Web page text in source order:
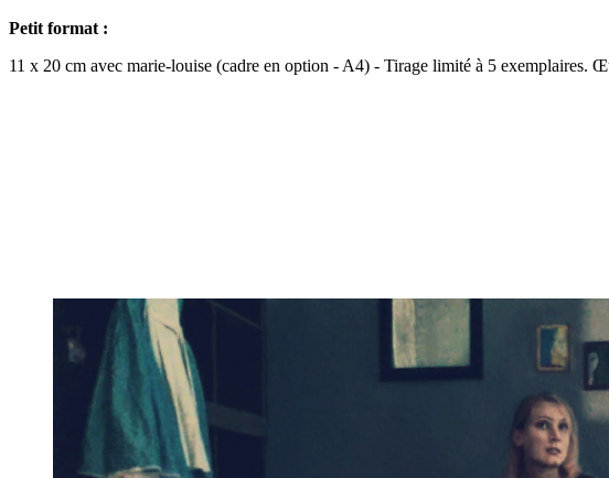
Petit format :
11 x 20 cm avec marie-louise (cadre en option - A4) - Tirage limité à 5 exemplaires.